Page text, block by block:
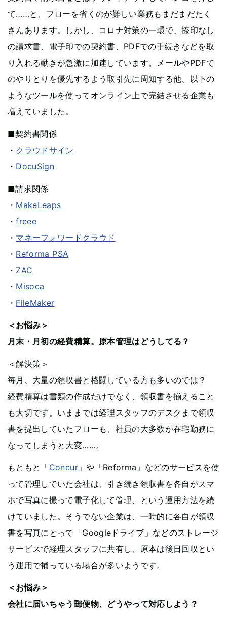
て……と、フローを省くのが難しい業務もまだまだたく
さんあります。しかし、コロナ対策の一環で、捺印なし
の請求書、電子印での契約書、PDFでの手続きなどを取
り入れる動きが急激に加速しています。メールやPDFで
のやりとりを優先するよう取引先に周知する他、以下の
ようなツールを使ってオンライン上で完結させる企業も
増えていました。
■契約書関係
・ クラウドサイン
・ DocuSign
■請求関係
・ MakeLeaps
・freee
・ マネーフォワードクラウド
・ Reforma PSA
・ ZAC
・ Misoca
・ FileMaker
＜お悩み＞
月末・月初の経費精算。原本管理はどうしてる？
＜解決策＞
毎月、大量の領収書と格闘している方も多いのでは？
経費精算は書類の作成だけでなく、領収書を揃えること
も大切です。いままでは経理スタッフのデスクまで領収
書を提出していたフローも、社員の大多数が在宅勤務に
なってしまうと大変……。
もともと「Concur」や「Reforma」などのサービスを使
って管理していた会社は、引き続き領収書を各自がスマ
ホで写真に撮って電子化して管理、という運用方法を続
けていました。そうでない企業は、一時的に各自が領収
書を写真にとって「Googleドライブ」などのストレージ
サービスで経理スタッフに共有し、原本は後日回収とい
う運用で補っている場合が多いようです。
＜お悩み＞
会社に届いちゃう郵便物、どうやって対応しよう？